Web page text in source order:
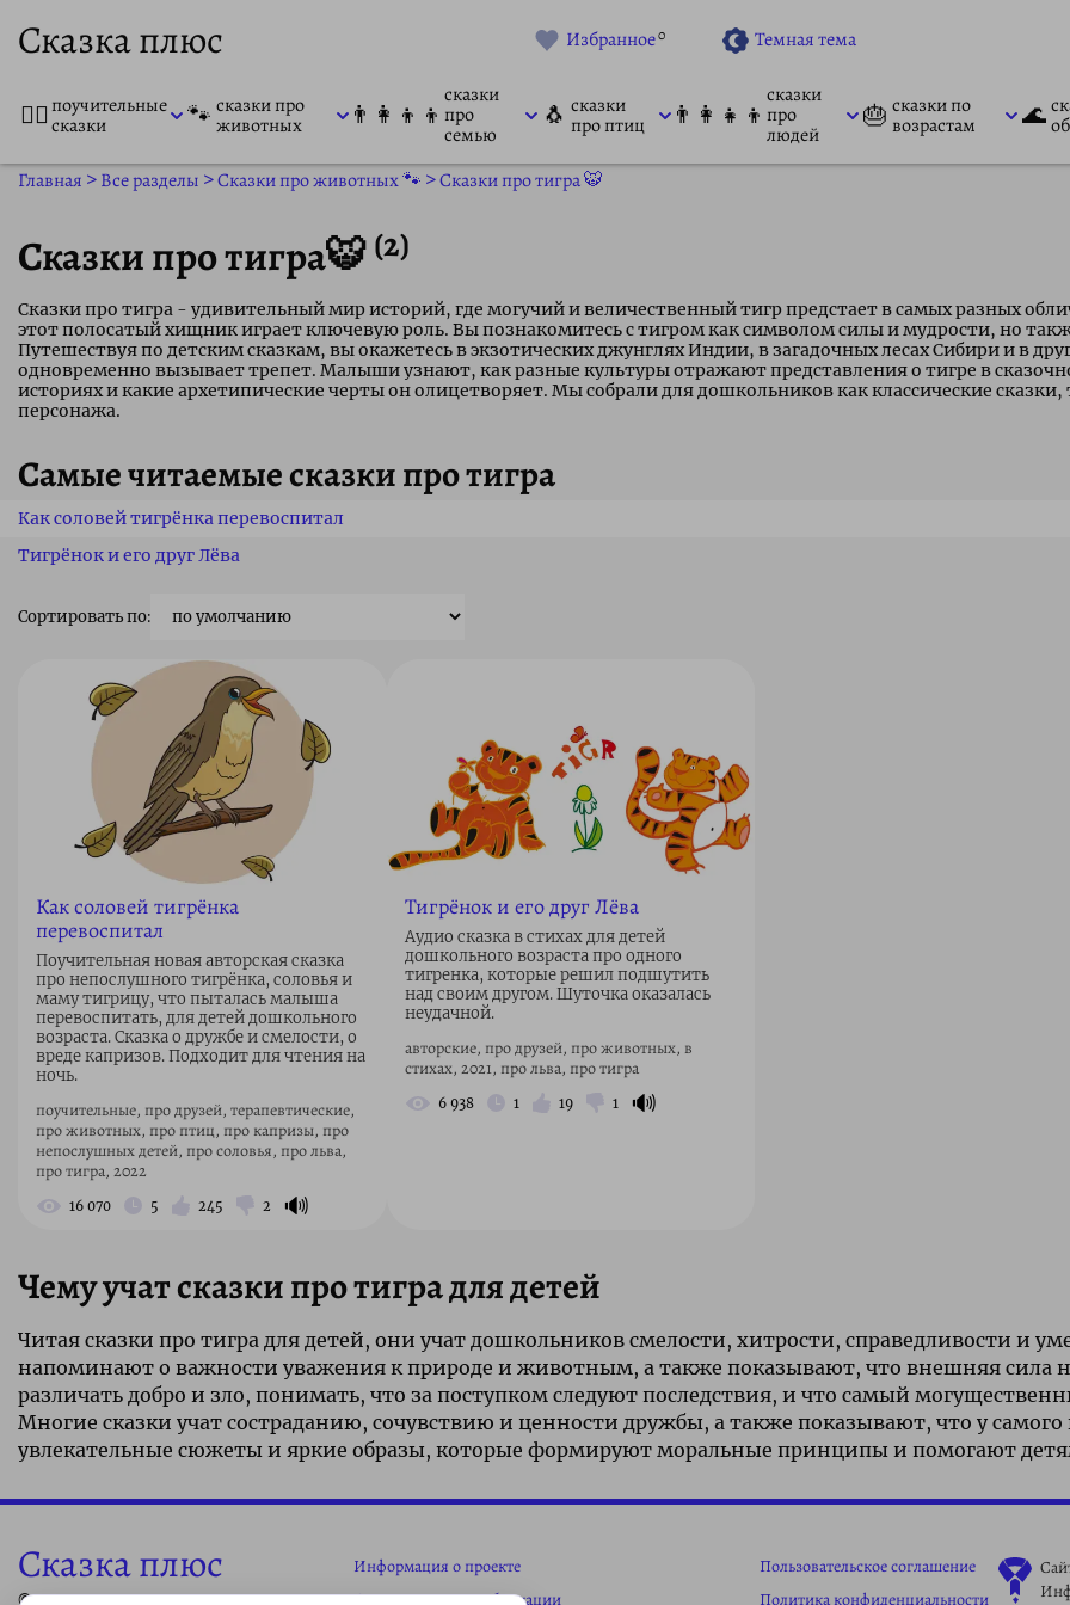
Сказка плюс Избранное0 Темная тема
👨‍⚕️поучительные
сказки 🐾 сказки про
животных 👨‍👩‍👦‍👦
сказки
про
семью
🐧 сказки
про птиц 👨‍👩‍👧‍👦
сказки
про
людей
🎂 сказки по
возрастам 🌊
Главная >Все разделы >Сказки про животных 🐾 >Сказки про тигра 🐯
Сказки про тигра🐯(2)
Сказки про тигра - удивительный мир историй, где могучий и величественный тигр предстает в самых разных
этот полосатый хищник играет ключевую роль. Вы познакомитесь с тигром как символом силы и мудрости, но
Путешествуя по детским сказкам, вы окажетесь в экзотических джунглях Индии, в загадочных лесах Сибири и в
одновременно вызывает трепет. Малыши узнают, как разные культуры отражают представления о тигре в
историях и какие архетипические черты он олицетворяет. Мы собрали для дошкольников как классические
персонажа.
Самые читаемые сказки про тигра
Как соловей тигрёнка перевоспитал
Тигрёнок и его друг Лёва
Сортировать по:
Как соловей тигрёнка
перевоспитал
Поучительная новая авторская сказка
про непослушного тигрёнка, соловья и
маму тигрицу, что пыталась малыша
перевоспитать, для детей дошкольного
возраста. Сказка о дружбе и смелости, о
вреде капризов. Подходит для чтения на
ночь.
поучительные, про друзей, терапевтические,
про животных, про птиц, про капризы, про
непослушных детей, про соловья, про льва,
про тигра, 2022
16 070 5 245 2 🔊
Тигрёнок и его друг Лёва
Аудио сказка в стихах для детей
дошкольного возраста про одного
тигренка, которые решил подшутить
над своим другом. Шуточка оказалась
неудачной.
авторские, про друзей, про животных, в
стихах, 2021, про льва, про тигра
6 938 1 19 1 🔊
Чему учат сказки про тигра для детей
Читая сказки про тигра для детей, они учат дошкольников смелости, хитрости, справедливости и
напоминают о важности уважения к природе и животным, а также показывают, что внешняя сила
различать добро и зло, понимать, что за поступком следуют последствия, и что самый
Многие сказки учат состраданию, сочувствию и ценности дружбы, а также показывают, что у самого
увлекательные сюжеты и яркие образы, которые формируют моральные принципы и помогают
Сказка плюс
© 2026 Все права защищены. 0+
Информация о проекте
Свидетельство о публикации
Пользовательское соглашение
Политика конфиденциальности